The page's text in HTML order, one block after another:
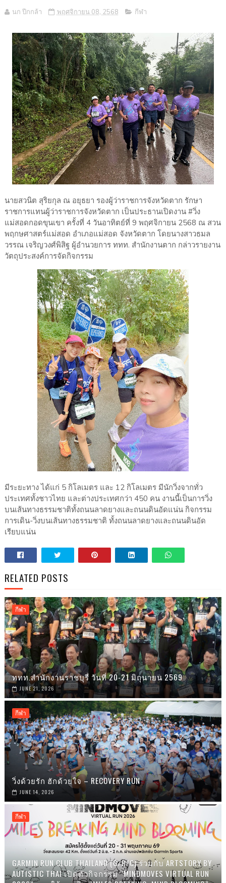
นก ปีกกล้า พฤศจิกายน 08, 2568 กีฬา
นายสวนิต สุริยกุล ณ อยุธยา รองผู้ว่าราชการจังหวัดตาก รักษา
ราชการแทนผู้ว่าราชการจังหวัดตาก เป็นประธานเปิดงาน #วิ่ง
แม่สอดกอดขุนเขา ครั้งที่ 4 วันอาทิตย์ที่ 9 พฤศจิกายน 2568 ณ สวน
พฤกษศาสตร์แม่สอด อำเภอแม่สอด จังหวัดตาก โดยนางสาวธมล
วรรณ เจริญวงศ์พิสิฐ ผู้อำนวยการ ททท. สำนักงานตาก กล่าวรายงาน
วัตถุประสงค์การจัดกิจกรรม
มีระยะทาง ได้แก่ 5 กิโลเมตร และ 12 กิโลเมตร มีนักวิ่งจากทั่ว
ประเทศทั้งชาวไทย และต่างประเทศกว่า 450 คน งานนี้เป็นการวิ่ง
บนเส้นทางธรรมชาติทั้งถนนลาดยางและถนนดินอัดแน่น กิจกรรม
การเดิน-วิ่งบนเส้นทางธรรมชาติ ทั้งถนนลาดยางและถนนดินอัด
เรียบแน่น
RELATED POSTS
กีฬา
ททท.สำนักงานราชบุรี วันที่ 20-21 มิถุนายน 2569
JUNE 21, 2026
กีฬา
วิ่งด้วยรัก ฮักด้วยใจ – RECOVERY RUN
JUNE 14, 2026
กีฬา
GARMIN RUN CLUB THAILAND (G/R/C) ร่วมกับ ARTSTORY BY
AUTISTIC THAI เปิดตัวกิจกรรม “MINDMOVES VIRTUAL RUN